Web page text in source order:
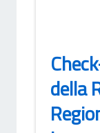
della